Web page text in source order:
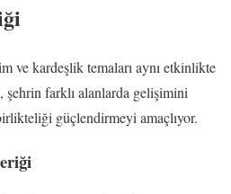
ve kardeşlik temaları aynı etkinlikte
farklı alanlarda gelişimini
güçlendirmeyi amaçlıyor.